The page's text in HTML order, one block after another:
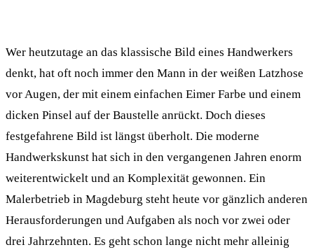
Wer heutzutage an das klassische Bild eines Handwerkers
denkt, hat oft noch immer den Mann in der weißen Latzhose
vor Augen, der mit einem einfachen Eimer Farbe und einem
dicken Pinsel auf der Baustelle anrückt. Doch dieses
festgefahrene Bild ist längst überholt. Die moderne
Handwerkskunst hat sich in den vergangenen Jahren enorm
weiterentwickelt und an Komplexität gewonnen. Ein
Malerbetrieb in Magdeburg steht heute vor gänzlich anderen
Herausforderungen und Aufgaben als noch vor zwei oder
drei Jahrzehnten. Es geht schon lange nicht mehr alleinig